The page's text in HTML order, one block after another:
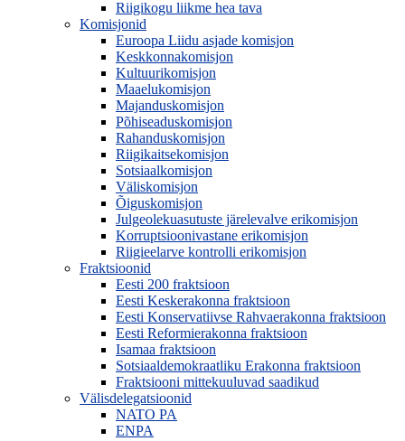
Riigikogu liikme hea tava
Komisjonid
Euroopa Liidu asjade komisjon
Keskkonnakomisjon
Kultuurikomisjon
Maaelukomisjon
Majanduskomisjon
Põhiseaduskomisjon
Rahanduskomisjon
Riigikaitsekomisjon
Sotsiaalkomisjon
Väliskomisjon
Õiguskomisjon
Julgeolekuasutuste järelevalve erikomisjon
Korruptsioonivastane erikomisjon
Riigieelarve kontrolli erikomisjon
Fraktsioonid
Eesti 200 fraktsioon
Eesti Keskerakonna fraktsioon
Eesti Konservatiivse Rahvaerakonna fraktsioon
Eesti Reformierakonna fraktsioon
Isamaa fraktsioon
Sotsiaaldemokraatliku Erakonna fraktsioon
Fraktsiooni mittekuuluvad saadikud
Välisdelegatsioonid
NATO PA
ENPA